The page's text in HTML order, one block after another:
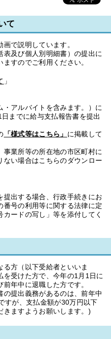
て
で説明しています。
及び個人別明細書）の提出に
すのでご利用ください。
」
アルバイトを含みます。）に
までに給与支払報告書を提出
「様式等はこちら」 に掲載して
業所等の所在地の市区町村に
い場合はこちらのダウンロー
出する場合、行政手続きにお
番号の利用等に関する法律に定
ードの写し」等を添付してく
方（以下受給者といいま
受けた方で、今年の1月1日に
年中に退職した方です。
の提出義務があるのは、前年中
すが、支払金額が30万円以下
きますようお願いします。)